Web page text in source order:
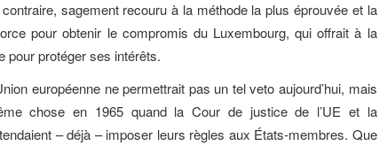
sagement recouru à la méthode la plus éprouvée et la
pour obtenir le compromis du Luxembourg, qui offrait à la
pour protéger ses intérêts.
européenne ne permettrait pas un tel veto aujourd’hui, mais
chose en 1965 quand la Cour de justice de l’UE et la
– déjà – imposer leurs règles aux États-membres. Que